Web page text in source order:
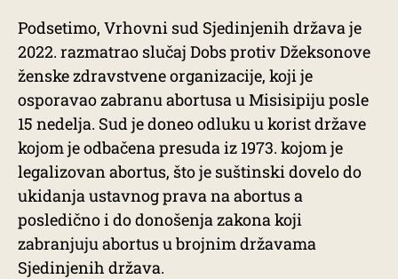
Podsetimo, Vrhovni sud Sjedinjenih država je
2022. razmatrao slučaj Dobs protiv Džeksonove
ženske zdravstvene organizacije, koji je
osporavao zabranu abortusa u Misisipiju posle
15 nedelja. Sud je doneo odluku u korist države
kojom je odbačena presuda iz 1973. kojom je
legalizovan abortus, što je suštinski dovelo do
ukidanja ustavnog prava na abortus a
posledično i do donošenja zakona koji
zabranjuju abortus u brojnim državama
Sjedinjenih država.